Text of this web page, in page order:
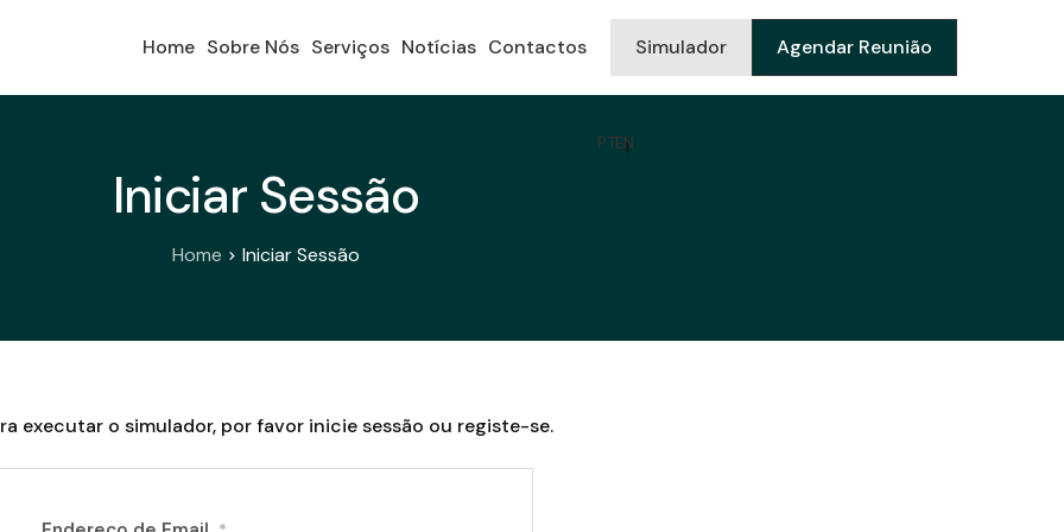
Home Sobre Nós Serviços Notícias Contactos
PTEN
Simulador Agendar Reunião
Iniciar Sessão
Home Iniciar Sessão
executar o simulador, por favor inicie sessão ou registe-se.